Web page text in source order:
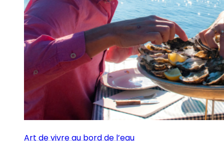
Art de vivre au bord de l’eau